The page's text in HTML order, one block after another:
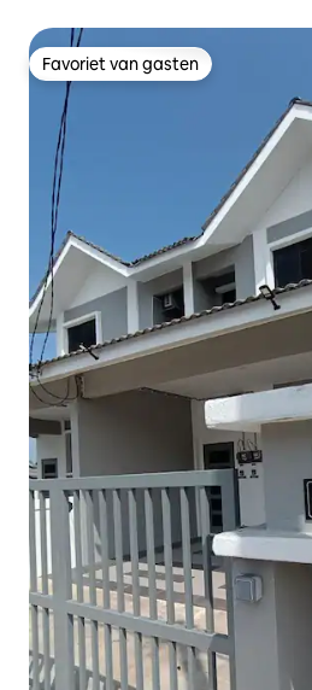
Favoriet van gasten
Favoriet van gasten